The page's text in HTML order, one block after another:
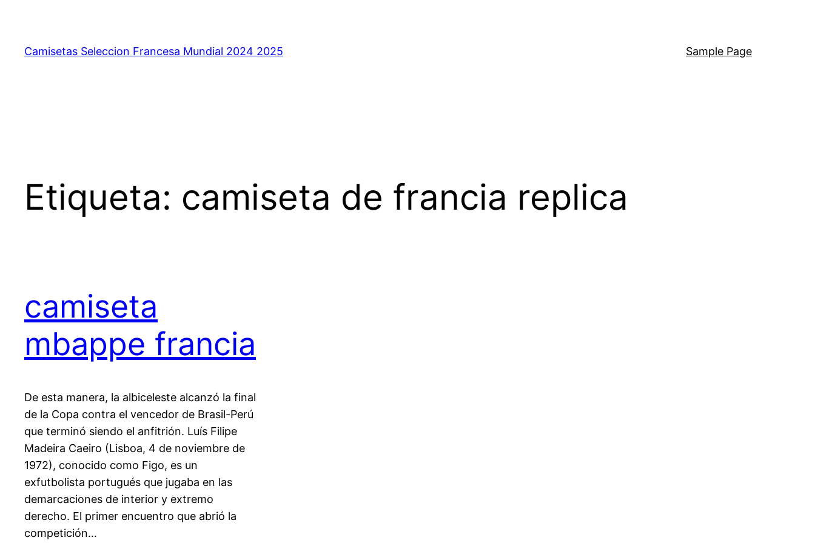
contenido
Camisetas Seleccion Francesa Mundial 2024 2025 Sample Page
Etiqueta: camiseta de francia replica
camiseta
mbappe francia
De esta manera, la albiceleste alcanzó la final
de la Copa contra el vencedor de Brasil-Perú
que terminó siendo el anfitrión. Luís Filipe
Madeira Caeiro (Lisboa, 4 de noviembre de
1972), conocido como Figo, es un
exfutbolista portugués que jugaba en las
demarcaciones de interior y extremo
derecho. El primer encuentro que abrió la
competición…